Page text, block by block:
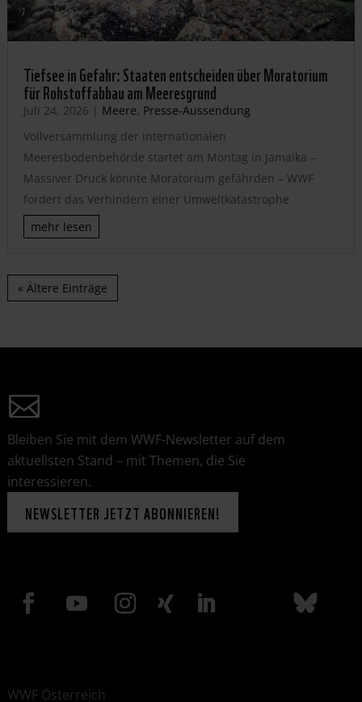
Tiefsee in Gefahr: Staaten entscheiden über Moratorium
für Rohstoffabbau am Meeresgrund
Juli 24, 2026 | Meere, Presse-Aussendung
Vollversammlung der internationalen
Meeresbodenbehörde startet am Montag in Jamaika –
Massiver Druck könnte Moratorium gefährden – WWF
fordert das Verhindern einer Umweltkatastrophe
mehr lesen
« Ältere Einträge
Bleiben Sie mit dem WWF-Newsletter auf dem
aktuellsten Stand – mit Themen, die Sie
interessieren.
NEWSLETTER JETZT ABONNIEREN!
WWF Österreich